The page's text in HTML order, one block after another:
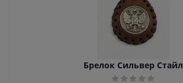
Брелок Сильвер Стайл